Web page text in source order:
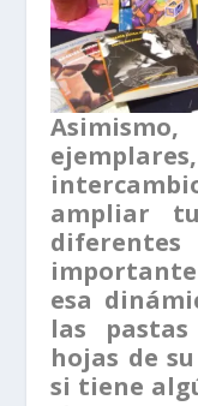
ampliar
esa
las
hojas de
si tiene